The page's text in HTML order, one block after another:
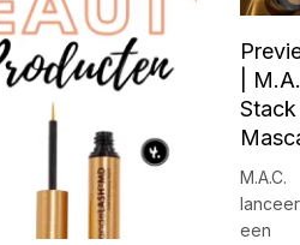
|
Stack
M.A.C.
een